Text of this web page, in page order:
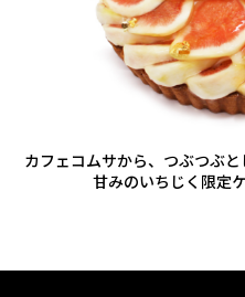
カフェコムサから、つぶつぶ
甘みのいちじく限